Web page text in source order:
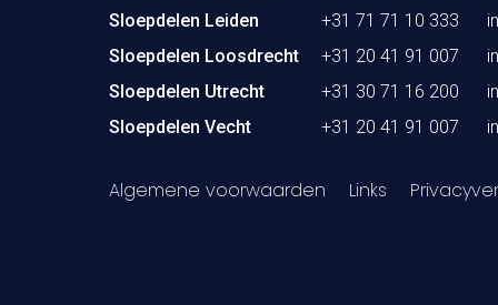
Sloepdelen Leiden
+31 71 71 10 333
Sloepdelen Loosdrecht
+31 20 41 91 007
Sloepdelen Utrecht
+31 30 71 16 200
Sloepdelen Vecht
+31 20 41 91 007
Algemene voorwaarden Links